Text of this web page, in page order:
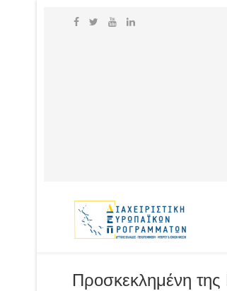
Προσκεκλημένη της